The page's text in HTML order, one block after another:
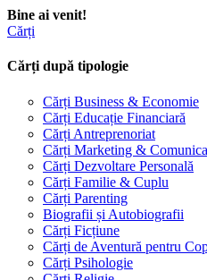
Bine ai venit!
Cărți
Cărți după tipologie
Cărți Business & Economie
Cărți Educație Financiară
Cărți Antreprenoriat
Cărți Marketing &
Cărți Dezvoltare Personală
Cărți Familie & Cuplu
Cărți Parenting
Biografii și Autobiografii
Cărți Ficțiune
Cărți de Aventură pentru
Cărți Psihologie